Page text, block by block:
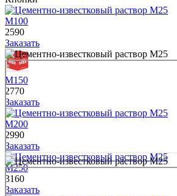
М100
2590
Заказать
М150
2770
Заказать
М200
2990
Заказать
М250
3160
Заказать